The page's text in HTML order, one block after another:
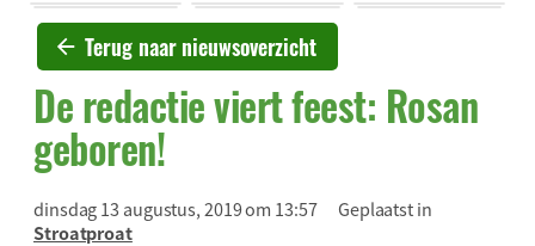
Terug naar nieuwsoverzicht
De redactie viert feest: Rosan
geboren!
dinsdag 13 augustus, 2019 om 13:57
Geplaatst in
Stroatproat